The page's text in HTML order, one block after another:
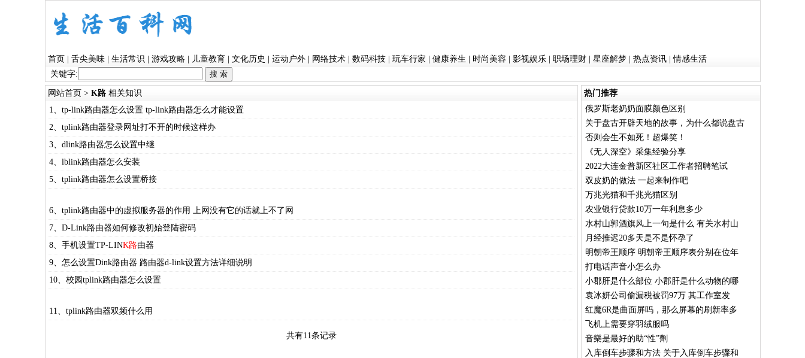
首页 舌尖美味| 生活常识 游戏攻略| 儿童教育 文化历史 运动户外| 网络技术| 数码科技| 玩车行家 健康养生 时尚美容 影视娱乐| 职场理财| 星座解梦| 热点资讯|情感生活
关键字:
网站首页 > K路 相关知识
1、tp-link路由器怎么设置 tp-link路由器怎么才能设置
2、tplink路由器登录网址打不开的时候这样办
3、dlink路由器怎么设置中继
4、lblink路由器怎么安装
5、tplink路由器怎么设置桥接
6、tplink路由器中的虚拟服务器的作用 上网没有它的话就上不了网
7、D-Link路由器如何修改初始登陆密码
8、手机设置TP-LINK路由器
9、怎么设置Dink路由器 路由器d-link设置方法详细说明
10、校园tplink路由器怎么设置
11、tplink路由器双频什么用
共有11条记录
热门推荐
俄罗斯老奶奶面膜颜色区别
关于盘古开辟天地的故事，为什么都说盘古
否则会生不如死！超爆笑！
《无人深空》采集经验分享
2022大连金普新区社区工作者招聘笔试
双皮奶的做法 一起来制作吧
万兆光猫和千兆光猫区别
农业银行贷款10万一年利息多少
水村山郭酒旗风上一句是什么 有关水村山
月经推迟20多天是不是怀孕了
明朝帝王顺序 明朝帝王顺序表分别在位年
打电话声音小怎么办
小郡肝是什么部位 小郡肝是什么动物的哪
袁冰妍公司偷漏税被罚97万 其工作室发
红魔6R是曲面屏吗，那么屏幕的刷新率多
飞机上需要穿羽绒服吗
音樂是最好的助“性”劑
入库倒车步骤和方法 关于入库倒车步骤和